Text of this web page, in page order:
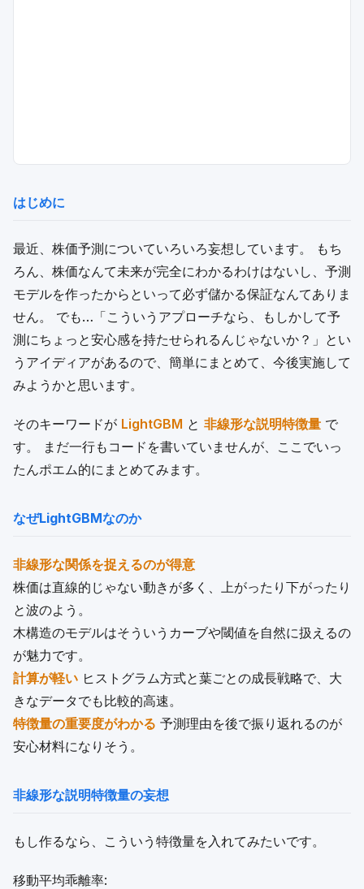
はじめに
最近、株価予測についていろいろ妄想しています。 もち
ろん、株価なんて未来が完全にわかるわけはないし、予測
モデルを作ったからといって必ず儲かる保証なんてありま
せん。 でも…「こういうアプローチなら、もしかして予
測にちょっと安心感を持たせられるんじゃないか？」とい
うアイディアがあるので、簡単にまとめて、今後実施して
みようかと思います。
そのキーワードが LightGBM と 非線形な説明特徴量 で
す。 まだ一行もコードを書いていませんが、ここでいっ
たんポエム的にまとめてみます。
なぜLightGBMなのか
非線形な関係を捉えるのが得意
株価は直線的じゃない動きが多く、上がったり下がったり
と波のよう。
木構造のモデルはそういうカーブや閾値を自然に扱えるの
が魅力です。
計算が軽い ヒストグラム方式と葉ごとの成長戦略で、大
きなデータでも比較的高速。
特徴量の重要度がわかる 予測理由を後で振り返れるのが
安心材料になりそう。
非線形な説明特徴量の妄想
もし作るなら、こういう特徴量を入れてみたいです。
移動平均乖離率: